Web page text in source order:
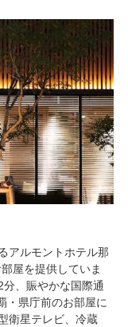
アルモントホテル那
屋を提供していま
、賑やかな国際通
・県庁前のお部屋に
衛星テレビ、冷蔵